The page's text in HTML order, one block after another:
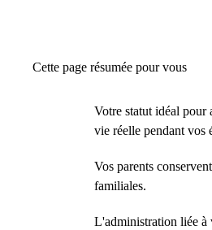
Cette page résumée pour vous
Votre statut idéal pour
vie réelle pendant vos
Vos parents
familiales.
L'administration liée à